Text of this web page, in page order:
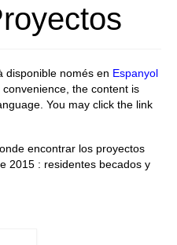
disponible només en Espanyol
convenience, the content is
You may click the link
encontrar los proyectos
2015 : residentes becados y